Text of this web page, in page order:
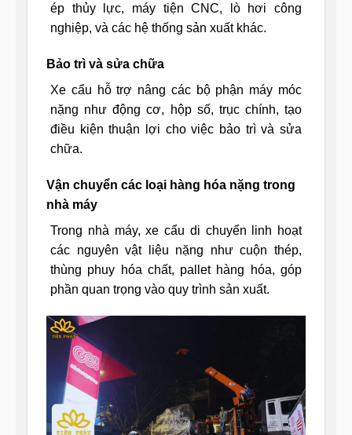
ép thủy lực, máy tiện CNC, lò hơi công
nghiệp, và các hệ thống sản xuất khác.
Bảo trì và sửa chữa
Xe cẩu hỗ trợ nâng các bộ phận máy móc
nặng như động cơ, hộp số, trục chính, tạo
điều kiện thuận lợi cho việc bảo trì và sửa
chữa.
Vận chuyển các loại hàng hóa nặng trong
nhà máy
Trong nhà máy, xe cẩu di chuyển linh hoạt
các nguyên vật liệu nặng như cuộn thép,
thùng phuy hóa chất, pallet hàng hóa, góp
phần quan trọng vào quy trình sản xuất.